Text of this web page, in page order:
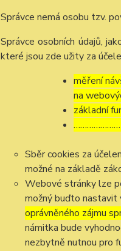
Správce nemá osobu tzv.
Správce osobních údajů,
které jsou zde užity za
měření
na
základní
…………………
Sběr cookies za
možné na základě
Webové stránky lze
možný buďto nastavit
oprávněného zájmu
námitka bude
nezbytně nutnou pro